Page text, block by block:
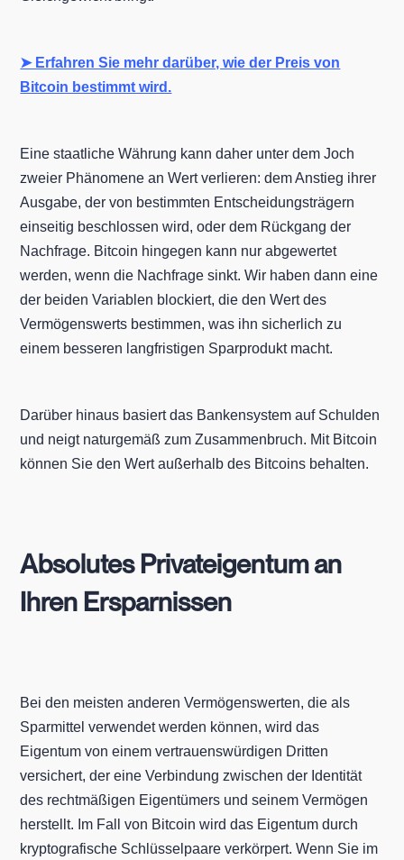
➤ Erfahren Sie mehr darüber, wie der Preis von
Bitcoin bestimmt wird.
Eine staatliche Währung kann daher unter dem Joch
zweier Phänomene an Wert verlieren: dem Anstieg ihrer
Ausgabe, der von bestimmten Entscheidungsträgern
einseitig beschlossen wird, oder dem Rückgang der
Nachfrage. Bitcoin hingegen kann nur abgewertet
werden, wenn die Nachfrage sinkt. Wir haben dann eine
der beiden Variablen blockiert, die den Wert des
Vermögenswerts bestimmen, was ihn sicherlich zu
einem besseren langfristigen Sparprodukt macht.
Darüber hinaus basiert das Bankensystem auf Schulden
und neigt naturgemäß zum Zusammenbruch. Mit Bitcoin
können Sie den Wert außerhalb des Bitcoins behalten.
Absolutes Privateigentum an
Ihren Ersparnissen
Bei den meisten anderen Vermögenswerten, die als
Sparmittel verwendet werden können, wird das
Eigentum von einem vertrauenswürdigen Dritten
versichert, der eine Verbindung zwischen der Identität
des rechtmäßigen Eigentümers und seinem Vermögen
herstellt. Im Fall von Bitcoin wird das Eigentum durch
kryptografische Schlüsselpaare verkörpert. Wenn Sie im